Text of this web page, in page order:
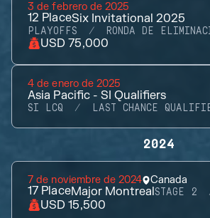
3 de febrero de 2025
12 PlaceSix Invitational 2025
PLAYOFFS RONDA DE
USD 75,000
4 de enero de 2025
Asia Pacific - SI Qualifiers
SI LCQ LAST CHANCE
2024
7 de noviembre de 2024 Canada
17 PlaceMajor MontrealSTAGE 2
USD 15,500